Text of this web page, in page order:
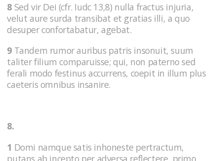
8 Sed vir Dei (cfr. Iudc 13,8) nulla fractus injuria,
velut aure surda transibat et gratias illi, a quo
desuper confortabatur, agebat.
9 Tandem rumor auribus patris insonuit, suum
taliter filium comparuisse; qui, non paterno sed
ferali modo festinus accurrens, coepit in illum plus
caeteris omnibus insanire.
8.
1 Domi namque satis inhoneste pertractum,
putans ab incepto per adversa reflectere, primo